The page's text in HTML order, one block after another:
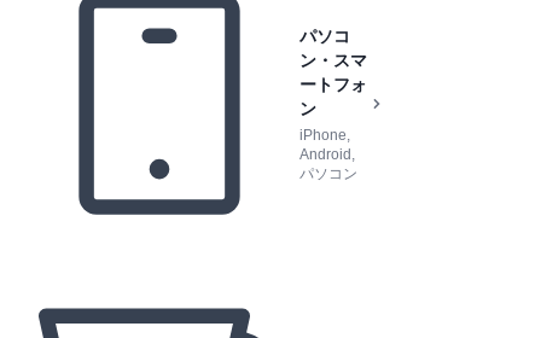
パソコ
ン・スマ
ートフォ
ン
iPhone,
Android,
パソコン